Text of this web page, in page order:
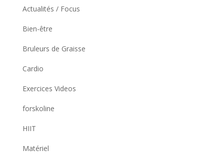
Actualités / Focus
Bien-être
Bruleurs de Graisse
Cardio
Exercices Videos
forskoline
HIIT
Matériel